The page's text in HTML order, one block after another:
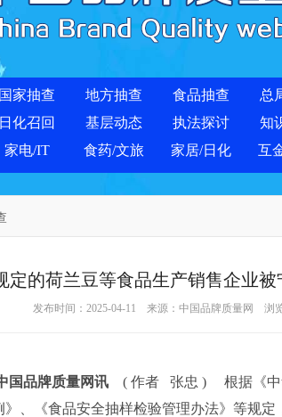
国家抽查 地方抽查 食品抽查 总
日化召回 基层动态 执法探讨 知
家电/IT 食药/文旅 家居/日化 互
定的荷兰豆等食品生产销售企业被
发布时间：2025-04-11 来源： 中国品牌质量网 浏
国品牌质量网讯
( 作者 张忠 ) 根据《中
、《食品安全抽样检验管理办法》等规定